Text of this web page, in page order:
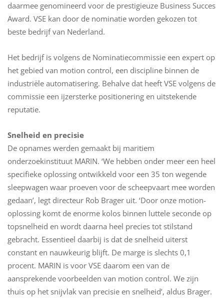
daarmee genomineerd voor de prestigieuze Business Succes
Award. VSE kan door de nominatie worden gekozen tot
beste bedrijf van Nederland.
Het bedrijf is volgens de Nominatiecommissie een expert op
het gebied van motion control, een discipline binnen de
industriële automatisering. Behalve dat heeft VSE volgens de
commissie een ijzersterke positionering en uitstekende
reputatie.
Snelheid en precisie
De opnames werden gemaakt bij maritiem
onderzoekinstituut MARIN. ‘We hebben onder meer een heel
specifieke oplossing ontwikkeld voor een 35 ton wegende
sleepwagen waar proeven voor de scheepvaart mee worden
gedaan’, legt directeur Rob Brager uit. ‘Door onze motion-
oplossing komt de enorme kolos binnen luttele seconde op
topsnelheid en wordt daarna heel precies tot stilstand
gebracht. Essentieel daarbij is dat de snelheid uiterst
constant en nauwkeurig blijft. De marge is slechts 0,1
procent. MARIN is voor VSE daarom een van de
aansprekende voorbeelden van motion control. We zijn
thuis op het snijvlak van precisie en snelheid’, aldus Brager.